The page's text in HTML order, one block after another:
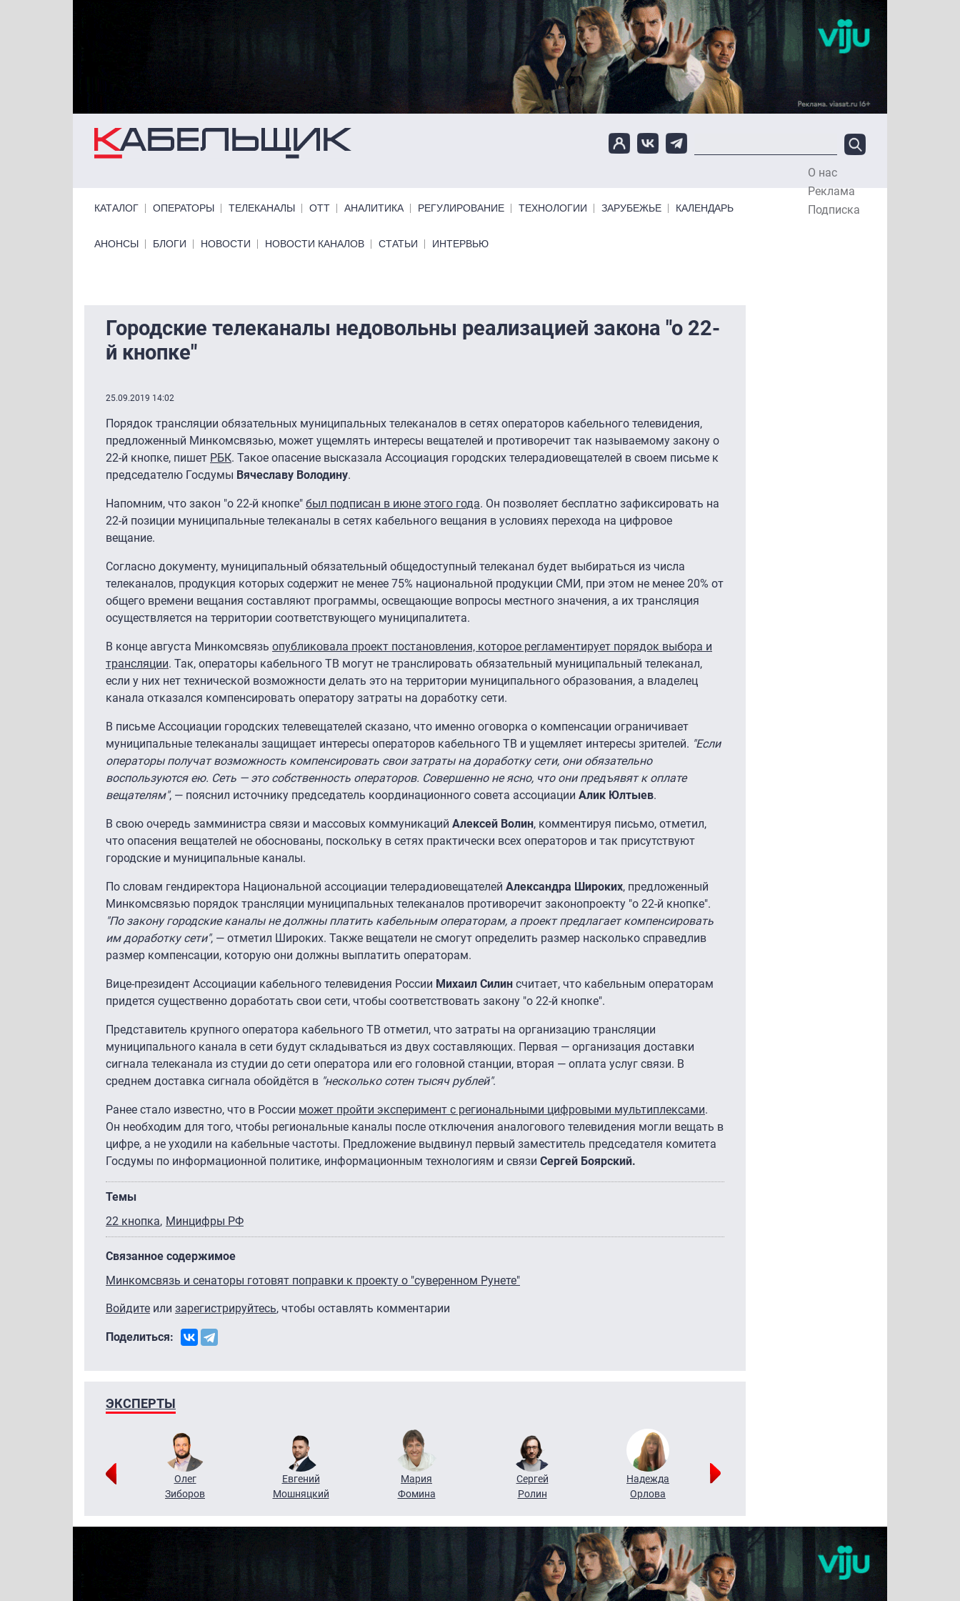
Перейти к основному содержанию
О нас
Реклама
Подписка
КАТАЛОГ ОПЕРАТОРЫ ТЕЛЕКАНАЛЫ ОТТ АНАЛИТИКА РЕГУЛИРОВАНИЕ ТЕХНОЛОГИИ ЗАРУБЕЖЬЕ КАЛЕНДАРЬ
Primary links bottom
АНОНСЫ БЛОГИ НОВОСТИ НОВОСТИ КАНАЛОВ СТАТЬИ ИНТЕРВЬЮ
Городские телеканалы недовольны реализацией закона "о 22-
й кнопке"
25.09.2019 14:02
Порядок трансляции обязательных муниципальных телеканалов в сетях операторов кабельного телевидения,
предложенный Минкомсвязью, может ущемлять интересы вещателей и противоречит так называемому закону о
22-й кнопке, пишет РБК. Такое опасение высказала Ассоциация городских телерадиовещателей в своем письме к
председателю Госдумы Вячеславу Володину.
Напомним, что закон "о 22-й кнопке" был подписан в июне этого года. Он позволяет бесплатно зафиксировать на
22-й позиции муниципальные телеканалы в сетях кабельного вещания в условиях перехода на цифровое
вещание.
Согласно документу, муниципальный обязательный общедоступный телеканал будет выбираться из числа
телеканалов, продукция которых содержит не менее 75% национальной продукции СМИ, при этом не менее 20% от
общего времени вещания составляют программы, освещающие вопросы местного значения, а их трансляция
осуществляется на территории соответствующего муниципалитета.
В конце августа Минкомсвязь опубликовала проект постановления, которое регламентирует порядок выбора и
трансляции. Так, операторы кабельного ТВ могут не транслировать обязательный муниципальный телеканал,
если у них нет технической возможности делать это на территории муниципального образования, а владелец
канала отказался компенсировать оператору затраты на доработку сети.
В письме Ассоциации городских телевещателей сказано, что именно оговорка о компенсации ограничивает
муниципальные телеканалы защищает интересы операторов кабельного ТВ и ущемляет интересы зрителей. "Если
операторы получат возможность компенсировать свои затраты на доработку сети, они обязательно
воспользуются ею. Сеть — это собственность операторов. Совершенно не ясно, что они предъявят к оплате
вещателям", — пояснил источнику председатель координационного совета ассоциации Алик Юлтыев.
В свою очередь замминистра связи и массовых коммуникаций Алексей Волин, комментируя письмо, отметил,
что опасения вещателей не обоснованы, поскольку в сетях практически всех операторов и так присутствуют
городские и муниципальные каналы.
По словам гендиректора Национальной ассоциации телерадиовещателей Александра Широких, предложенный
Минкомсвязью порядок трансляции муниципальных телеканалов противоречит законопроекту "о 22-й кнопке".
"По закону городские каналы не должны платить кабельным операторам, а проект предлагает компенсировать
им доработку сети", — отметил Широких. Также вещатели не смогут определить размер насколько справедлив
размер компенсации, которую они должны выплатить операторам.
Вице-президент Ассоциации кабельного телевидения России Михаил Силин считает, что кабельным операторам
придется существенно доработать свои сети, чтобы соответствовать закону "о 22-й кнопке".
Представитель крупного оператора кабельного ТВ отметил, что затраты на организацию трансляции
муниципального канала в сети будут складываться из двух составляющих. Первая — организация доставки
сигнала телеканала из студии до сети оператора или его головной станции, вторая — оплата услуг связи. В
среднем доставка сигнала обойдётся в "несколько сотен тысяч рублей".
Ранее стало известно, что в России может пройти эксперимент с региональными цифровыми мультиплексами.
Он необходим для того, чтобы региональные каналы после отключения аналогового телевидения могли вещать в
цифре, а не уходили на кабельные частоты. Предложение выдвинул первый заместитель председателя комитета
Госдумы по информационной политике, информационным технологиям и связи Сергей Боярский.
Темы
22 кнопка Минцифры РФ
Связанное содержимое
Минкомсвязь и сенаторы готовят поправки к проекту о "суверенном Рунете"
Войдите или зарегистрируйтесь, чтобы оставлять комментарии
Поделиться:
ЭКСПЕРТЫ
Олег
Зиборов
Евгений
Мошняцкий
Мария
Фомина
Сергей
Ролин
Надежда
Орлова